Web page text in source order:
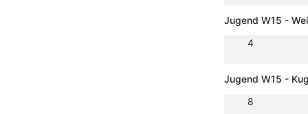
Jugend W15 -
4
Jugend W15 -
8